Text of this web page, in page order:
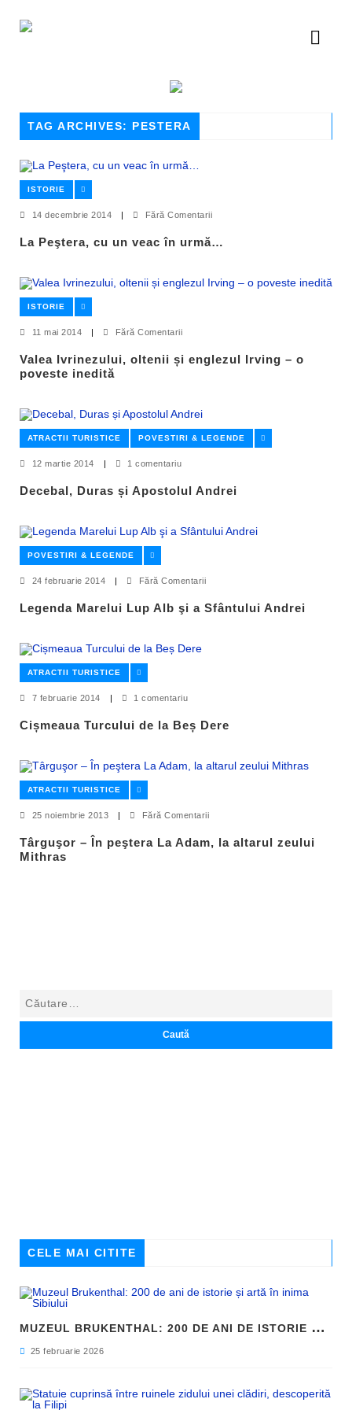
TAG ARCHIVES: PESTERA
ISTORIE
14 decembrie 2014 | Fără Comentarii
La Peştera, cu un veac în urmă…
ISTORIE
11 mai 2014 | Fără Comentarii
Valea Ivrinezului, oltenii și englezul Irving – o
poveste inedită
ATRACTII TURISTICE POVESTIRI & LEGENDE
12 martie 2014 | 1 comentariu
Decebal, Duras și Apostolul Andrei
POVESTIRI & LEGENDE
24 februarie 2014 | Fără Comentarii
Legenda Marelui Lup Alb şi a Sfântului Andrei
ATRACTII TURISTICE
7 februarie 2014 | 1 comentariu
Cișmeaua Turcului de la Beș Dere
ATRACTII TURISTICE
25 noiembrie 2013 | Fără Comentarii
Târguşor – În peştera La Adam, la altarul zeului
Mithras
CELE MAI CITITE
M
UZEUL BRUKENTHAL: 200 DE ANI DE ISTORIE ȘI ARTĂ ÎN INIMA SIBIULUI
25 februarie 2026